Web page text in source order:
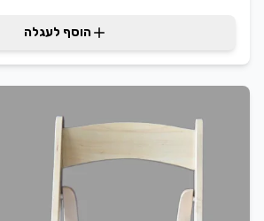
הכסא קל לנשיאה ולשינוע, מה שהופך אותו
לקפל אותו בקלות. הכסא המתקפל עם כרית צבע
ללקוחות המחפשים פתרונות ריהוט גמישים ונוחים
הוסף לעגלה